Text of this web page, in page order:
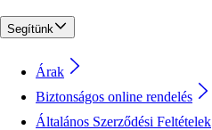
Segítünk
Árak
Biztonságos online rendelés
Általános Szerződési Feltételek